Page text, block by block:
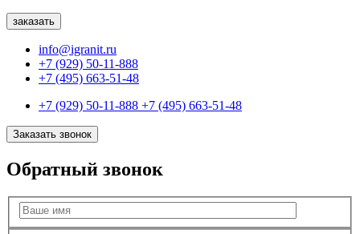
info@igranit.ru
+7 (929) 50-11-888
+7 (495) 663-51-48
+7 (929) 50-11-888 +7 (495) 663-51-48
Заказать звонок
Обратный звонок